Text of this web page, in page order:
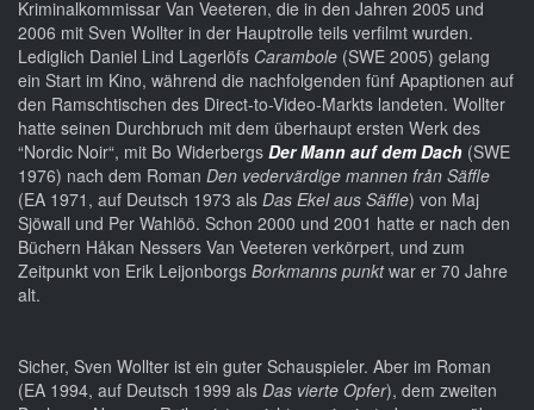
Kriminalkommissar Van Veeteren, die in den Jahren 2005 und
2006 mit Sven Wollter in der Hauptrolle teils verfilmt wurden.
Lediglich Daniel Lind Lagerlöfs Carambole (SWE 2005) gelang
ein Start im Kino, während die nachfolgenden fünf Apaptionen auf
den Ramschtischen des Direct-to-Video-Markts landeten. Wollter
hatte seinen Durchbruch mit dem überhaupt ersten Werk des
“Nordic Noir“, mit Bo Widerbergs Der Mann auf dem Dach (SWE
1976) nach dem Roman Den vedervärdige mannen från Säffle
(EA 1971, auf Deutsch 1973 als Das Ekel aus Säffle) von Maj
Sjöwall und Per Wahlöö. Schon 2000 und 2001 hatte er nach den
Büchern Håkan Nessers Van Veeteren verkörpert, und zum
Zeitpunkt von Erik Leijonborgs Borkmanns punktwar er 70 Jahre
alt.
Sicher, Sven Wollter ist ein guter Schauspieler. Aber im Roman
(EA 1994, auf Deutsch 1999 als Das vierte Opfer), dem zweiten